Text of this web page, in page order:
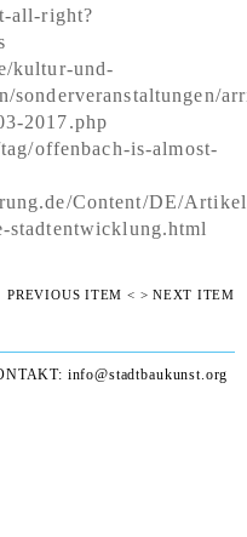
all-right?
kultur-und-
sonderveranstaltungen/
2017.php
offenbach-is-almost-
Content/DE/
stadtentwicklung.html
PREVIOUS ITEM < > NEXT ITEM
info@stadtbaukunst.org